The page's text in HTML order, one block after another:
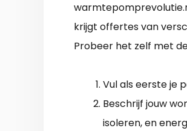
krijgt offertes van
Probeer het zelf met
Vul als eerste je
Beschrijf jouw
isoleren, en